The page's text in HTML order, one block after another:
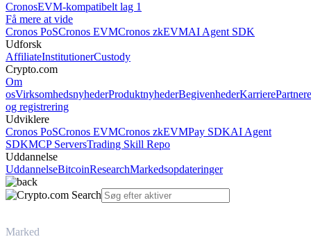
CronosEVM-kompatibelt lag 1
Få mere at vide
Cronos PoSCronos EVMCronos zkEVMAI Agent SDK
Udforsk
AffiliateInstitutionerCustody
Crypto.com
Om
osVirksomhedsnyhederProduktnyhederBegivenhederKarrierePartnere
og registrering
Udviklere
Cronos PoSCronos EVMCronos zkEVMPay SDKAI Agent
SDKMCP ServersTrading Skill Repo
Uddannelse
UddannelseBitcoinResearchMarkedsopdateringer
Marked